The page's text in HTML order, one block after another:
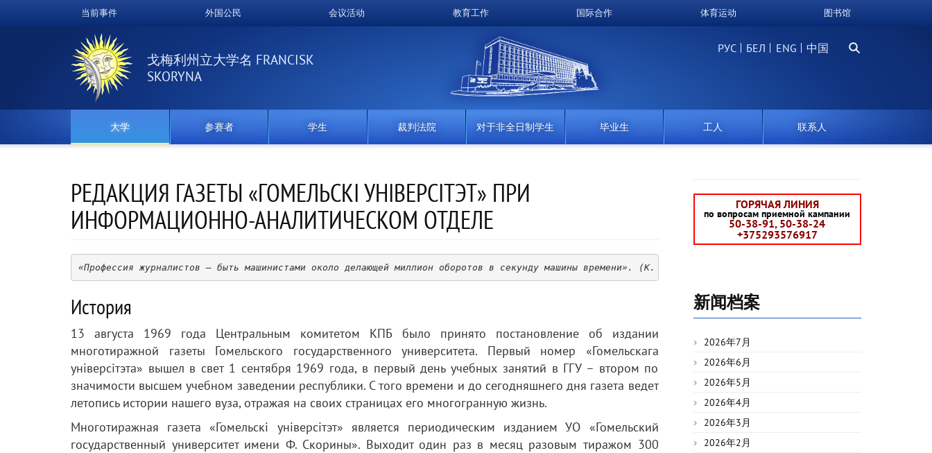
Верхнее
меню
当前事件 外国公民 会议活动 教育工作 国际合作 体育运动 图书馆
戈梅利州立大学名 FRANCISK
SKORYNA
РУС БЕЛ 中国
搜
大学 参赛者 学生 裁判法院 对于非全日制学生 毕业生 工人 联系人
РЕДАКЦИЯ ГАЗЕТЫ «ГОМЕЛЬСКІ УНІВЕРСІТЭТ» ПРИ
ИНФОРМАЦИОННО-АНАЛИТИЧЕСКОМ ОТДЕЛЕ
«Профессия журналистов – быть машинистами около делающей миллион оборотов в секунду машины времени». (К. Паустовский)
История
13 августа 1969 года Центральным комитетом КПБ было принято постановление об издании
многотиражной газеты Гомельского государственного университета. Первый номер «Гомельскага
універсітэта» вышел в свет 1 сентября 1969 года, в первый день учебных занятий в ГГУ – втором по
значимости высшем учебном заведении республики. С того времени и до сегодняшнего дня газета ведет
летопись истории нашего вуза, отражая на своих страницах его многогранную жизнь.
Многотиражная газета «Гомельскі універсітэт» является периодическим изданием УО «Гомельский
государственный университет имени Ф. Скорины». Выходит один раз в месяц разовым тиражом 300
ГОРЯЧАЯ ЛИНИЯ
по вопросам приемной кампании
50-38-91, 50-38-24
+375293576917
新闻档案
2026年7月
2026年6月
2026年5月
2026年4月
2026年3月
2026年2月